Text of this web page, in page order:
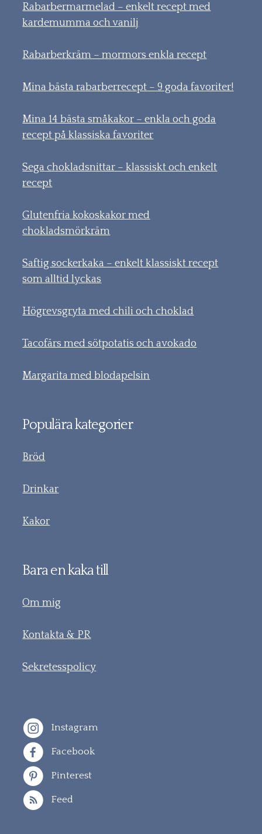
Rabarbermarmelad – enkelt recept med
kardemumma och vanilj
Rabarberkräm – mormors enkla recept
Mina bästa rabarberrecept – 9 goda favoriter!
Mina 14 bästa småkakor – enkla och goda
recept på klassiska favoriter
Sega chokladsnittar – klassiskt och enkelt
recept
Glutenfria kokoskakor med
chokladsmörkräm
Saftig sockerkaka – enkelt klassiskt recept
som alltid lyckas
Högrevsgryta med chili och choklad
Tacofärs med sötpotatis och avokado
Margarita med blodapelsin
Populära kategorier
Bröd
Drinkar
Kakor
Bara en kaka till
Om mig
Kontakta & PR
Sekretesspolicy
Instagram
Facebook
Pinterest
Feed